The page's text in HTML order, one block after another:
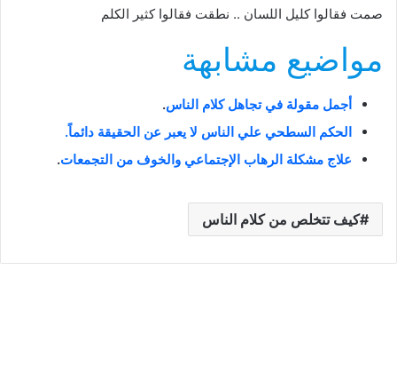
صمت فقالوا كليل اللسان .. نطقت فقالوا كثير الكلم
مواضيع مشابهة
أجمل مقولة في تجاهل كلام الناس.
الحكم السطحي علي الناس لا يعبر عن الحقيقة دائماً.
علاج مشكلة الرهاب الإجتماعي والخوف من التجمعات.
كيف تتخلص من كلام الناس